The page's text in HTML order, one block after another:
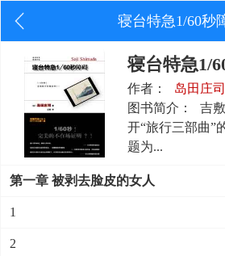
寝台特急1/60秒
寝台特急1/
作者：
岛田庄司
图书简介：
吉
开“旅行三部曲”
题为...
第一章 被剥去脸皮的女人
1
2